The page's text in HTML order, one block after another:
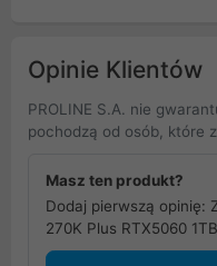
Opinie Klientów
PROLINE S.A. nie
pochodzą od osób, które
Masz ten produkt?
Dodaj pierwszą opinię:
270K Plus RTX5060